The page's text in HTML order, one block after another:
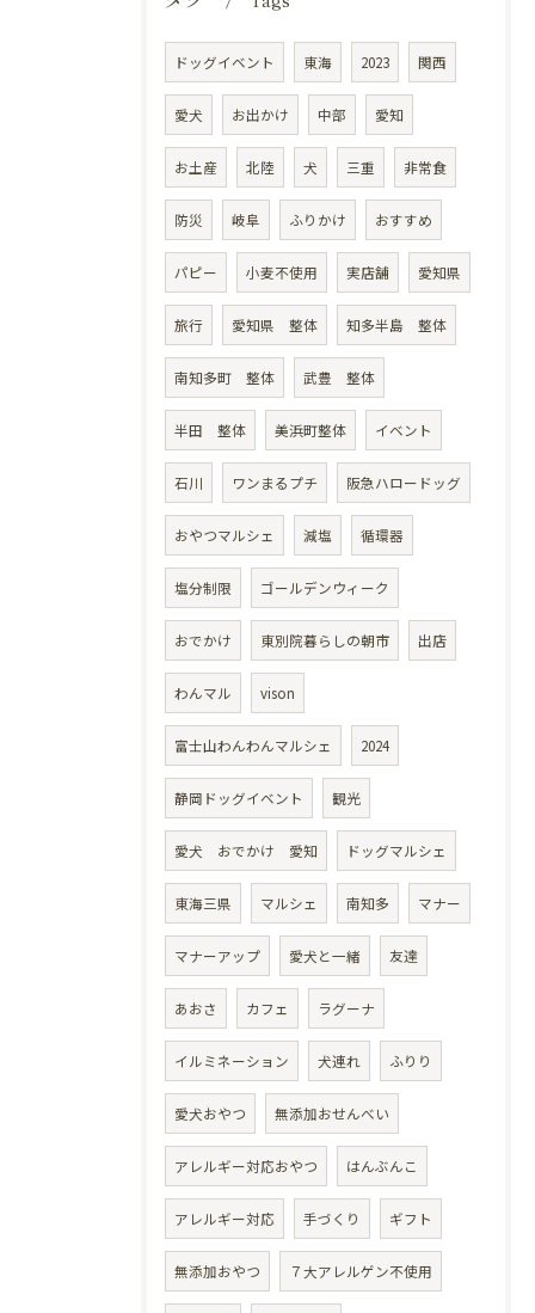
ドッグイベント 東海 2023 関西
愛犬 お出かけ 中部 愛知
お土産 北陸 犬 三重 非常食
防災 岐阜 ふりかけ おすすめ
パピー 小麦不使用 実店舗 愛知県
旅行 愛知県 整体 知多半島 整体
南知多町 整体 武豊 整体
半田 整体 美浜町整体 イベント
石川 ワンまるプチ 阪急ハロードッグ
おやつマルシェ 減塩 循環器
塩分制限 ゴールデンウィーク
おでかけ 東別院暮らしの朝市 出店
わんマル vison
富士山わんわんマルシェ 2024
静岡ドッグイベント 観光
愛犬 おでかけ 愛知 ドッグマルシェ
東海三県 マルシェ 南知多 マナー
マナーアップ 愛犬と一緒 友達
あおさ カフェ ラグーナ
イルミネーション 犬連れ ふりり
愛犬おやつ 無添加おせんべい
アレルギー対応おやつ はんぶんこ
アレルギー対応 手づくり ギフト
無添加おやつ ７大アレルゲン不使用